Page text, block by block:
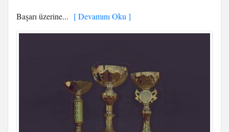
Başarı üzerine... [ Devamını Oku ]